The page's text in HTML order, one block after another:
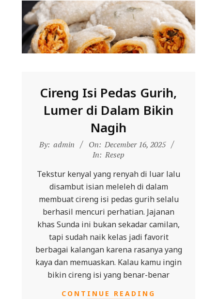
Cireng Isi Pedas Gurih,
Lumer di Dalam Bikin
Nagih
2025-
By: admin On: December 16, 2025
In: Resep
Tekstur kenyal yang renyah di luar lalu
disambut isian meleleh di dalam
membuat cireng isi pedas gurih selalu
berhasil mencuri perhatian. Jajanan
khas Sunda ini bukan sekadar camilan,
tapi sudah naik kelas jadi favorit
berbagai kalangan karena rasanya yang
kaya dan memuaskan. Kalau kamu ingin
bikin cireng isi yang benar-benar
CONTINUE READING